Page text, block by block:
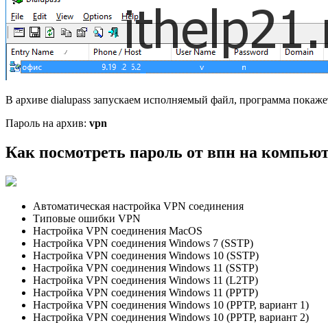
В архиве dialupass запускаем исполняемый файл, программа
Пароль на архив: vpn
Как посмотреть пароль от впн на
Автоматическая настройка VPN соединения
Типовые ошибки VPN
Настройка VPN соединения MacOS
Настройка VPN соединения Windows 7 (SSTP)
Настройка VPN соединения Windows 10 (SSTP)
Настройка VPN соединения Windows 11 (SSTP)
Настройка VPN соединения Windows 11 (L2TP)
Настройка VPN соединения Windows 11 (PPTP)
Настройка VPN соединения Windows 10 (PPTP, вариант 1)
Настройка VPN соединения Windows 10 (PPTP, вариант 2)